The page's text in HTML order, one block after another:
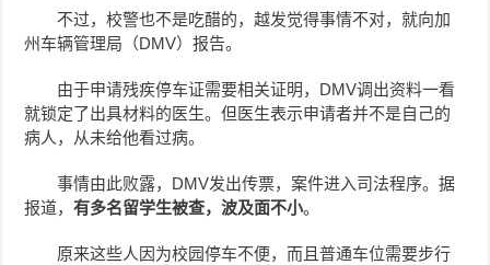
不过，校警也不是吃醋的，越发觉得事情不对，就向加
州车辆管理局（DMV）报告。
由于申请残疾停车证需要相关证明，DMV调出资料一看
就锁定了出具材料的医生。但医生表示申请者并不是自己的
病人，从未给他看过病。
事情由此败露，DMV发出传票，案件进入司法程序。据
报道，有多名留学生被查，波及面不小。
原来这些人因为校园停车不便，而且普通车位需要步行